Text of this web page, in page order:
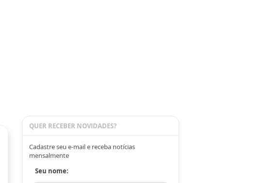
QUER RECEBER NOVIDADES?
Cadastre seu e-mail e receba notícias
mensalmente
Seu nome: